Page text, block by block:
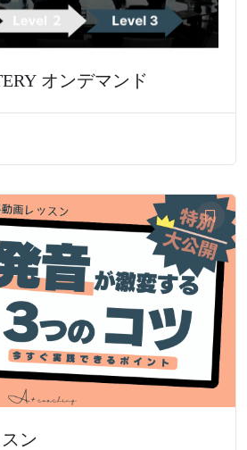
オンデマンド
ン